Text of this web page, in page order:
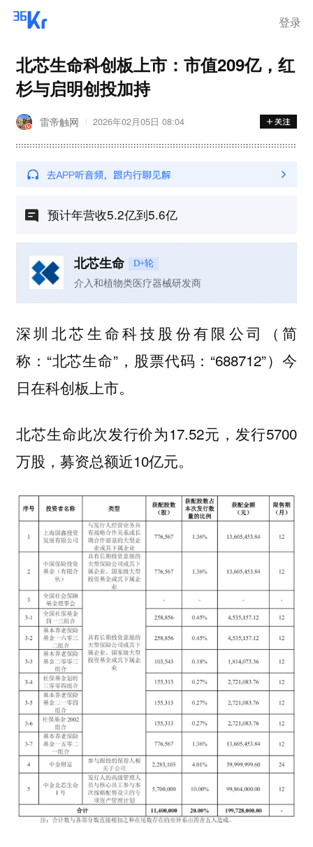
登录
北芯生命科创板上市：市值209亿，红
杉与启明创投加持
雷帝触网 2026年02月05日 08:04
预计年营收5.2亿到5.6亿
北芯生命 D+轮
介入和植物类医疗器械研发商
深圳北芯生命科技股份有限公司（简
称：“北芯生命”，股票代码：“688712”）今
日在科创板上市。
北芯生命此次发行价为17.52元，发行5700
万股，募资总额近10亿元。